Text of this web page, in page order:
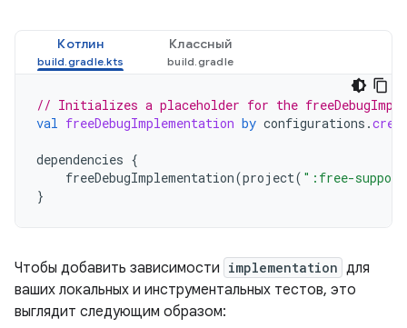
Котлин Классный
// Initializes a placeholder for the
val freeDebugImplementation by configurations .
dependencies {
freeDebugImplementation(project( ":free-
}
Чтобы добавить зависимости implementation для
ваших локальных и инструментальных тестов, это
выглядит следующим образом: